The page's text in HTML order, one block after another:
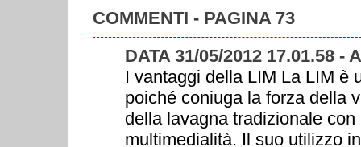
COMMENTI - PAGINA 73
DATA 31/05/2012 17.01.58 -
I vantaggi della LIM La LIM è
poiché coniuga la forza della
della lavagna tradizionale
multimedialità. Il suo utilizzo